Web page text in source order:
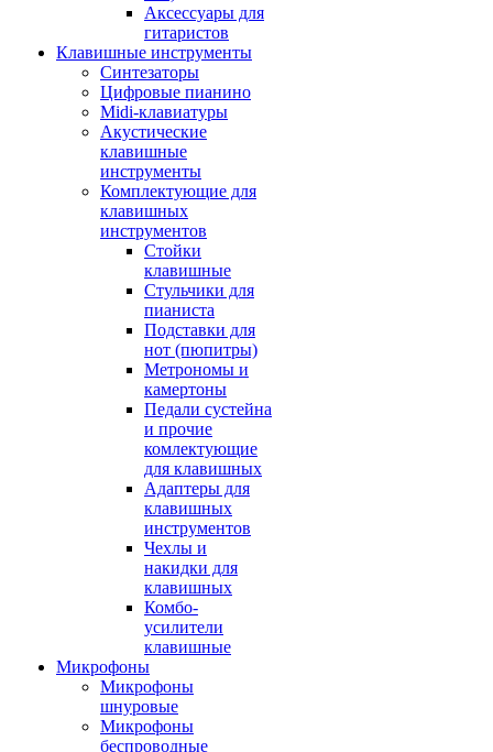
Аксессуары для
гитаристов
Клавишные инструменты
Синтезаторы
Цифровые пианино
Midi-клавиатуры
Акустические
клавишные
инструменты
Комплектующие для
клавишных
инструментов
Стойки
клавишные
Стульчики для
пианиста
Подставки для
нот (пюпитры)
Метрономы и
камертоны
Педали сустейна
и прочие
комлектующие
для клавишных
Адаптеры для
клавишных
инструментов
Чехлы и
накидки для
клавишных
Комбо-
усилители
клавишные
Микрофоны
Микрофоны
шнуровые
Микрофоны
беспроводные